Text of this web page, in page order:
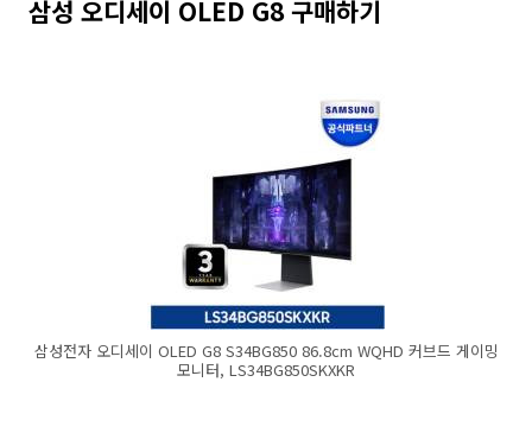
삼성 오디세이 OLED G8 구매하기
삼성전자 오디세이 OLED G8 S34BG850 86.8cm WQHD 커브드 게이밍
모니터, LS34BG850SKXKR